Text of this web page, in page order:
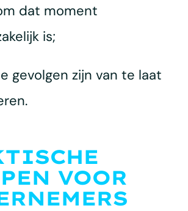
dat moment
is;
gevolgen zijn van te laat
VOOR